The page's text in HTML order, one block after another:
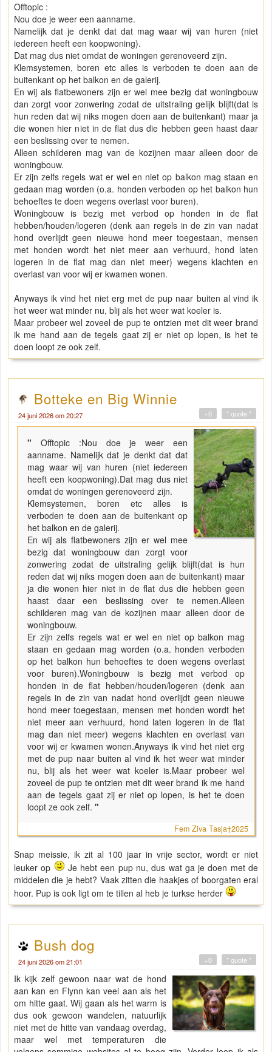
Offtopic :
Nou doe je weer een aanname.
Namelijk dat je denkt dat dat mag waar wij van huren (niet
iedereen heeft een koopwoning).
Dat mag dus niet omdat de woningen gerenoveerd zijn.
Klemsystemen, boren etc alles is verboden te doen aan de
buitenkant op het balkon en de galerij.
En wij als flatbewoners zijn er wel mee bezig dat woningbouw
dan zorgt voor zonwering zodat de uitstraling gelijk blijft(dat is
hun reden dat wij niks mogen doen aan de buitenkant) maar ja
die wonen hier niet in de flat dus die hebben geen haast daar
een beslissing over te nemen.
Alleen schilderen mag van de kozijnen maar alleen door de
woningbouw.
Er zijn zelfs regels wat er wel en niet op balkon mag staan en
gedaan mag worden (o.a. honden verboden op het balkon hun
behoeftes te doen wegens overlast voor buren).
Woningbouw is bezig met verbod op honden in de flat
hebben/houden/logeren (denk aan regels in de zin van nadat
hond overlijdt geen nieuwe hond meer toegestaan, mensen
met honden wordt het niet meer aan verhuurd, hond laten
logeren in de flat mag dan niet meer) wegens klachten en
overlast van voor wij er kwamen wonen.
Anyways ik vind het niet erg met de pup naar buiten al vind ik
het weer wat minder nu, blij als het weer wat koeler is.
Maar probeer wel zoveel de pup te ontzien met dit weer brand
ik me hand aan de tegels gaat zij er niet op lopen, is het te
doen loopt ze ook zelf.
Botteke en Big Winnie
24 juni 2026 om 20:27 " quote "
+0
" Offtopic :Nou doe je weer een
aanname. Namelijk dat je denkt dat dat
mag waar wij van huren (niet iedereen
heeft een koopwoning).Dat mag dus niet
omdat de woningen gerenoveerd zijn.
Klemsystemen, boren etc alles is
verboden te doen aan de buitenkant op
het balkon en de galerij.
En wij als flatbewoners zijn er wel mee
bezig dat woningbouw dan zorgt voor
zonwering zodat de uitstraling gelijk blijft(dat is hun
reden dat wij niks mogen doen aan de buitenkant) maar
ja die wonen hier niet in de flat dus die hebben geen
haast daar een beslissing over te nemen.Alleen
schilderen mag van de kozijnen maar alleen door de
woningbouw.
Er zijn zelfs regels wat er wel en niet op balkon mag
staan en gedaan mag worden (o.a. honden verboden
op het balkon hun behoeftes te doen wegens overlast
voor buren).Woningbouw is bezig met verbod op
honden in de flat hebben/houden/logeren (denk aan
regels in de zin van nadat hond overlijdt geen nieuwe
hond meer toegestaan, mensen met honden wordt het
niet meer aan verhuurd, hond laten logeren in de flat
mag dan niet meer) wegens klachten en overlast van
voor wij er kwamen wonen.Anyways ik vind het niet erg
met de pup naar buiten al vind ik het weer wat minder
nu, blij als het weer wat koeler is.Maar probeer wel
zoveel de pup te ontzien met dit weer brand ik me hand
aan de tegels gaat zij er niet op lopen, is het te doen
loopt ze ook zelf. "
Fem Ziva Tasja†2025
Snap meissie, ik zit al 100 jaar in vrije sector, wordt er niet
leuker op
Je hebt een pup nu, dus wat ga je doen met de
middelen die je hebt? Vaak zitten die haakjes of boorgaten eral
hoor. Pup is ook ligt om te tillen al heb je turkse herder
Bush dog
24 juni 2026 om 21:01 " quote "
+0
Ik kijk zelf gewoon naar wat de hond
aan kan en Flynn kan veel aan als het
om hitte gaat. Wij gaan als het warm is
dus ook gewoon wandelen, natuurlijk
niet met de hitte van vandaag overdag,
maar wel met temperaturen die